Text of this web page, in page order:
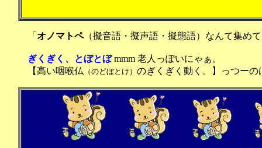
「 オノマトペ（擬音語・擬声語・擬態語）なんて集め
ぎくぎく、とぼとぼmmm 老人っぽいにゃぁ。
【高い咽喉仏 （のどぼとけ） のぎくぎく動く。】っつー